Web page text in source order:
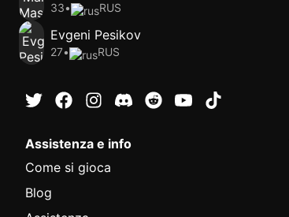
33• RUS
Evgeni Pesikov
27• RUS
Assistenza e info
Come si gioca
Blog